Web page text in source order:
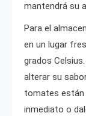
mantendrá su
Para el
en un lugar
grados
alterar su
tomates están
inmediato o